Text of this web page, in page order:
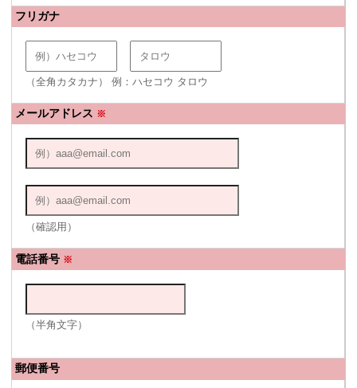
フリガナ
（全角カタカナ） 例：ハセコウ タロウ
メールアドレス ※
（確認用）
電話番号 ※
（半角文字）
郵便番号